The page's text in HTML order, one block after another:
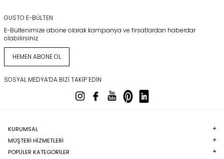
GUSTO E-BÜLTEN
E-Bültenimize abone olarak kampanya ve fırsatlardan haberdar
olabilirsiniz.
HEMEN ABONE OL
SOSYAL MEDYA’DA BIZI TAKIP EDIN
KURUMSAL
MÜŞTERI HIZMETLERI
POPÜLER KATEGORILER